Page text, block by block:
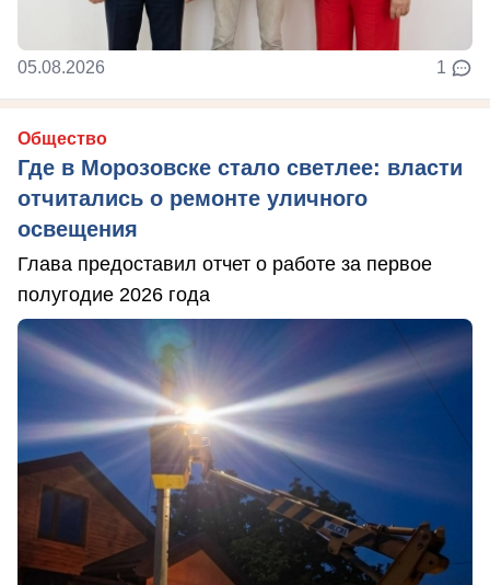
05.08.2026 1
Общество
Где в Морозовске стало светлее: власти
отчитались о ремонте уличного
освещения
Глава предоставил отчет о работе за первое
полугодие 2026 года